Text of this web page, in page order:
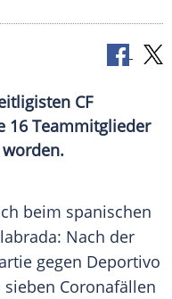
CF
16 Teammitglieder
beim spanischen
: Nach der
gegen Deportivo
sieben Coronafällen